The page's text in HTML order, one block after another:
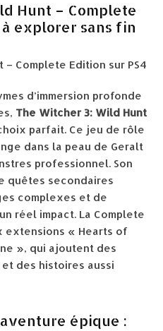
Hunt – Complete
explorer sans fin
d’immersion profonde
The Witcher 3: Wild Hunt
parfait. Ce jeu de rôle
dans la peau de Geralt
professionnel. Son
quêtes secondaires
complexes et de
réel impact. La Complete
extensions « Hearts of
», qui ajoutent des
des histoires aussi
épique :